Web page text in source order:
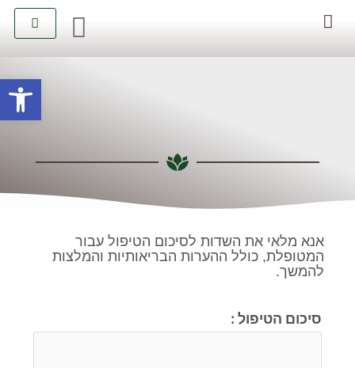
פתח
אנא מלאי את השדות לסיכום הטיפול עבור
המטופלת, כולל ההערות הבריאותיות והמלצות
להמשך.
סיכום הטיפול :